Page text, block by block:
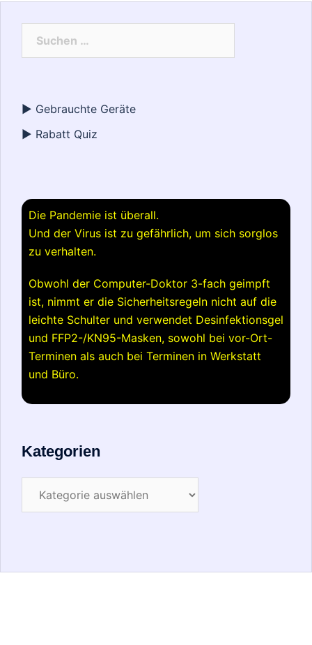
► Gebrauchte Geräte
► Rabatt Quiz
Die Pandemie ist überall.
Und der Virus ist zu gefährlich, um sich sorglos
zu verhalten.
Obwohl der Computer-Doktor 3-fach geimpft
ist, nimmt er die Sicherheitsregeln nicht auf die
leichte Schulter und verwendet Desinfektionsgel
und FFP2-/KN95-Masken, sowohl bei vor-Ort-
Terminen als auch bei Terminen in Werkstatt
und Büro.
Kategorien